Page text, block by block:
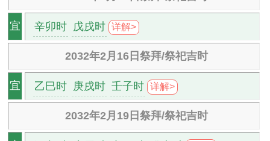
宜 辛卯时 戊戌时 详解>
2032年2月16日祭拜/祭祀吉时
宜 乙巳时 庚戌时 壬子时 详解>
2032年2月19日祭拜/祭祀吉时